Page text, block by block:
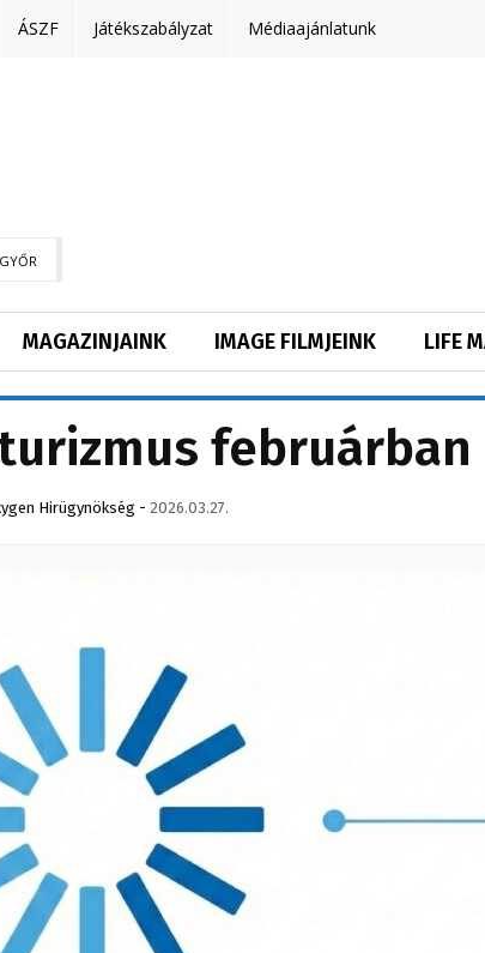
ÁSZF Játékszabályzat Médiaajánlatunk
GYŐR
MAGAZINJAINK IMAGE FILMJEINK LIFE
februárban
Hirügynökség - 2026.03.27.